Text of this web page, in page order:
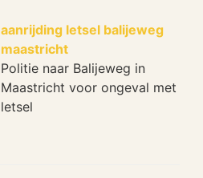
aanrijding letsel balijeweg
maastricht
Politie naar Balijeweg in
Maastricht voor ongeval met
letsel